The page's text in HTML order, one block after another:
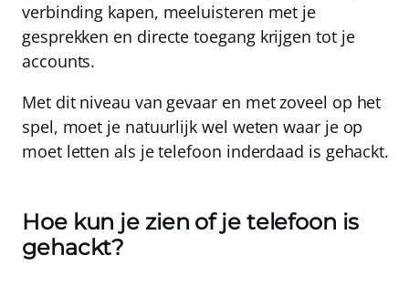
verbinding kapen, meeluisteren met je
gesprekken en directe toegang krijgen tot je
accounts.
Met dit niveau van gevaar en met zoveel op het
spel, moet je natuurlijk wel weten waar je op
moet letten als je telefoon inderdaad is gehackt.
Hoe kun je zien of je telefoon is
gehackt?